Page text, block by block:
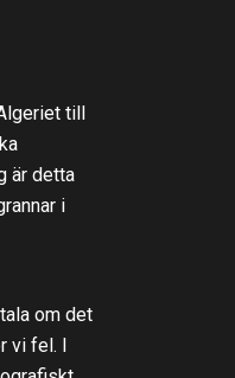
till
är detta
i
om det
vi fel. I